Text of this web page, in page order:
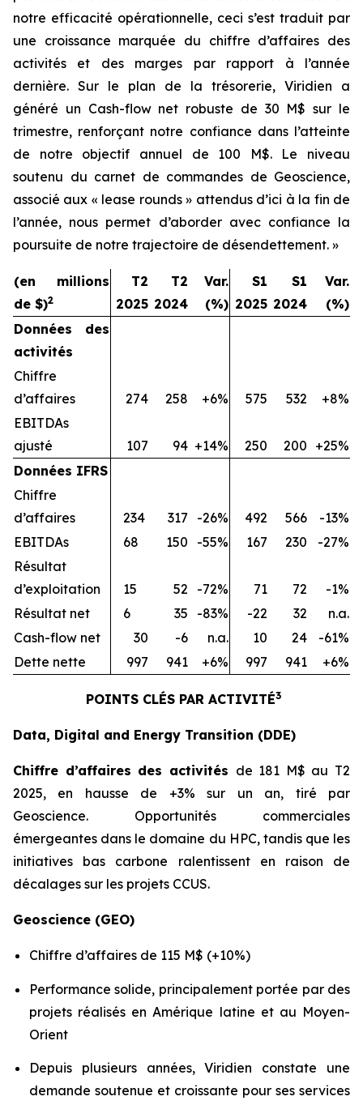
notre efficacité opérationnelle, ceci s’est traduit par
une croissance marquée du chiffre d’affaires des
activités et des marges par rapport à l’année
dernière. Sur le plan de la trésorerie, Viridien a
généré un Cash-flow net robuste de 30 M$ sur le
trimestre, renforçant notre confiance dans l’atteinte
de notre objectif annuel de 100 M$. Le niveau
soutenu du carnet de commandes de Geoscience,
associé aux « lease rounds » attendus d’ici à la fin de
l’année, nous permet d’aborder avec confiance la
poursuite de notre trajectoire de désendettement. »
(en millions
de $)2
T2
2025
T2
2024
Var.
(%)
S1
2025
S1
2024
Var.
(%)
Données des
activités
Chiffre
d’affaires
274 258 +6% 575 532
+8%
EBITDAs
ajusté
107 94 +14% 250 200 +25%
Données IFRS
Chiffre
d’affaires
234 317 -26% 492 566
-13%
EBITDAs
68 150 -55% 167 230
-27%
Résultat
d’exploitation
15 52 -72% 71 72
-1%
Résultat net
6 35 -83% -22 32
n.a.
Cash-flow net
30 -6 n.a. 10 24
-61%
Dette nette
997 941 +6% 997 941 +6%
POINTS CLÉS PAR ACTIVITÉ3
Data, Digital and Energy Transition (DDE)
Chiffre d’affaires des activités de 181 M$ au T2
2025, en hausse de +3% sur un an, tiré par
Geoscience. Opportunités commerciales
émergeantes dans le domaine du HPC, tandis que les
initiatives bas carbone ralentissent en raison de
décalages sur les projets CCUS.
Geoscience (GEO)
Chiffre d’affaires de 115 M$ (+10%)
Performance solide, principalement portée par des
projets réalisés en Amérique latine et au Moyen-
Orient
Depuis plusieurs années, Viridien constate une
demande soutenue et croissante pour ses services